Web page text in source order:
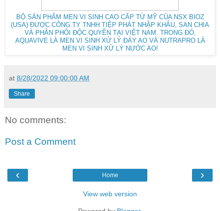
BỘ SẢN PHẨM MEN VI SINH CAO CẤP TỪ MỸ CỦA NSX BIOZ
(USA) ĐƯỢC CÔNG TY TNHH TIỆP PHÁT NHẬP KHẨU, SAN CHIA
VÀ PHÂN PHỐI ĐỘC QUYỀN TẠI VIỆT NAM. TRONG ĐÓ,
AQUAVIVE LÀ MEN VI SINH XỬ LÝ ĐÁY AO VÀ NUTRAPRO LÀ
MEN VI SINH XỬ LÝ NƯỚC AO!
at 8/28/2022 09:00:00 AM
Share
No comments:
Post a Comment
‹ ›
Home
View web version